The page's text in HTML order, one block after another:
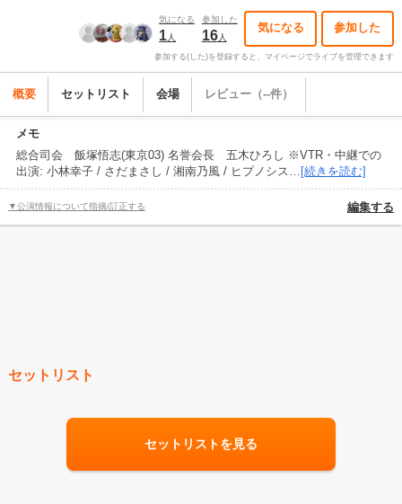
気になる
1人
参加した
16人
気になる 参加した
参加する(した)を登録すると、マイページでライブを管理できます
概要 セットリスト 会場 レビュー（--件）
メモ
総合司会 飯塚悟志(東京03) 名誉会長 五木ひろし ※VTR・中継での
出演: 小林幸子 / さだまさし / 湘南乃風 / ヒプノシス… [続きを読む]
▼公演情報について指摘/訂正する 編集する
セットリスト
セットリストを見る